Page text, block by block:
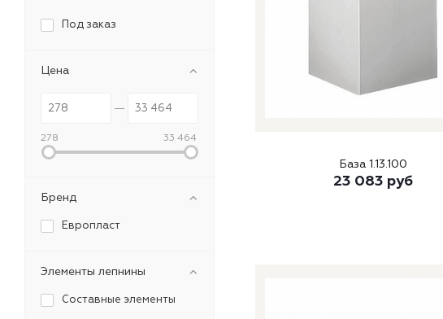
База 1.13.100
23 083 руб
Под заказ
Цена
278 33 464
Бренд
Европласт
Элементы лепнины
Составные элементы